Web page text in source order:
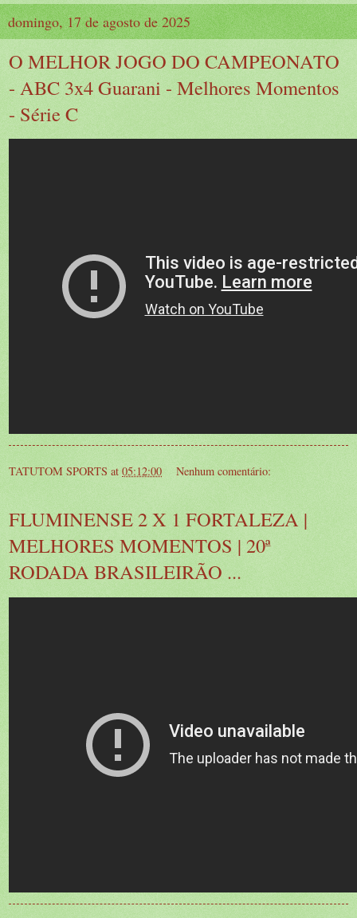
domingo, 17 de agosto de 2025
O MELHOR JOGO DO CAMPEONATO
- ABC 3x4 Guarani - Melhores Momentos
- Série C
TATUTOM SPORTS at 05:12:00 Nenhum comentário:
FLUMINENSE 2 X 1 FORTALEZA |
MELHORES MOMENTOS | 20ª
RODADA BRASILEIRÃO ...